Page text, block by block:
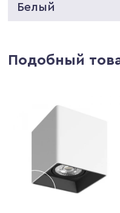
Белый
Подобный